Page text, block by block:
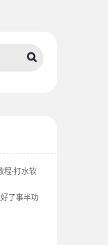
程-打水软
了事半功